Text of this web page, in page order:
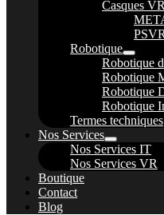
Casques
PSVR
Robotique
Robotique
Robotique
Robotique
Robotique
Termes techniques
Nos Services
Nos Services IT
Nos Services VR
Boutique
Contact
Blog